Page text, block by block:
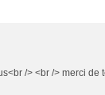
/> <br /> merci de